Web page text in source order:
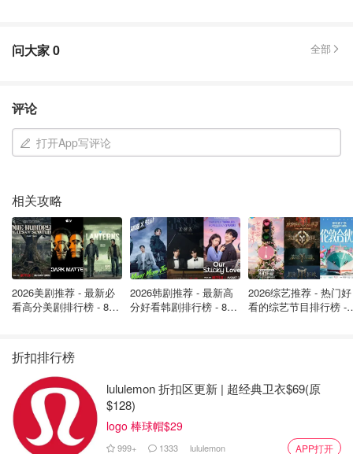
图片来自于@unsplash ，版权属于原作者
洛桑是一个古都，承载了自中世纪以来的历史，这个城市位
于日内瓦湖的北岸，也是当地的文化和人才中心，从日内瓦
前往洛桑只需要40分钟的火车，这儿最值得观看的景点有：
奥林匹克博物馆（还可以看到北京奥运会的纪念藏品
问大家0 全部
评论
打开App写评论
相关攻略
2026美剧推荐 - 最新必
看高分美剧排行榜 - 8月
2026韩剧推荐 - 最新高
分好看韩剧排行榜 - 8月
2026综艺推荐 - 热门好
看的综艺节目排行榜 -
折扣排行榜
lululemon 折扣区更新 | 超经典卫衣$69(原
$128)
logo 棒球帽$29
999+ 1333 lululemon APP打开